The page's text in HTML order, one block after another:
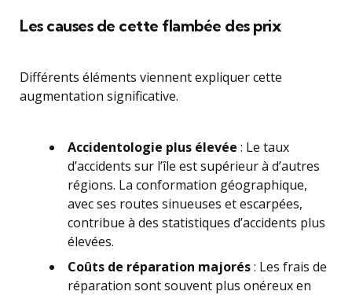
Les causes de cette flambée des prix
Différents éléments viennent expliquer cette
augmentation significative.
Accidentologie plus élevée : Le taux
d’accidents sur l’île est supérieur à d’autres
régions. La conformation géographique,
avec ses routes sinueuses et escarpées,
contribue à des statistiques d’accidents plus
élevées.
Coûts de réparation majorés: Les frais de
réparation sont souvent plus onéreux en